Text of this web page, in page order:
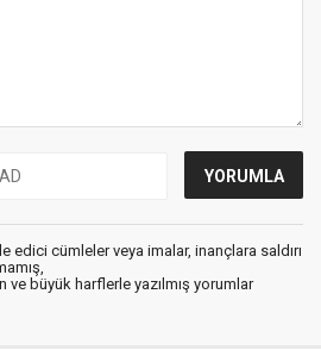
edici cümleler veya imalar, inançlara saldırı
ve büyük harflerle yazılmış yorumlar